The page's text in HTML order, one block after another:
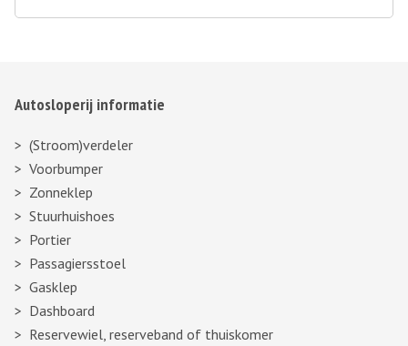
Autosloperij informatie
(Stroom)verdeler
Voorbumper
Zonneklep
Stuurhuishoes
Portier
Passagiersstoel
Gasklep
Dashboard
Reservewiel, reserveband of thuiskomer